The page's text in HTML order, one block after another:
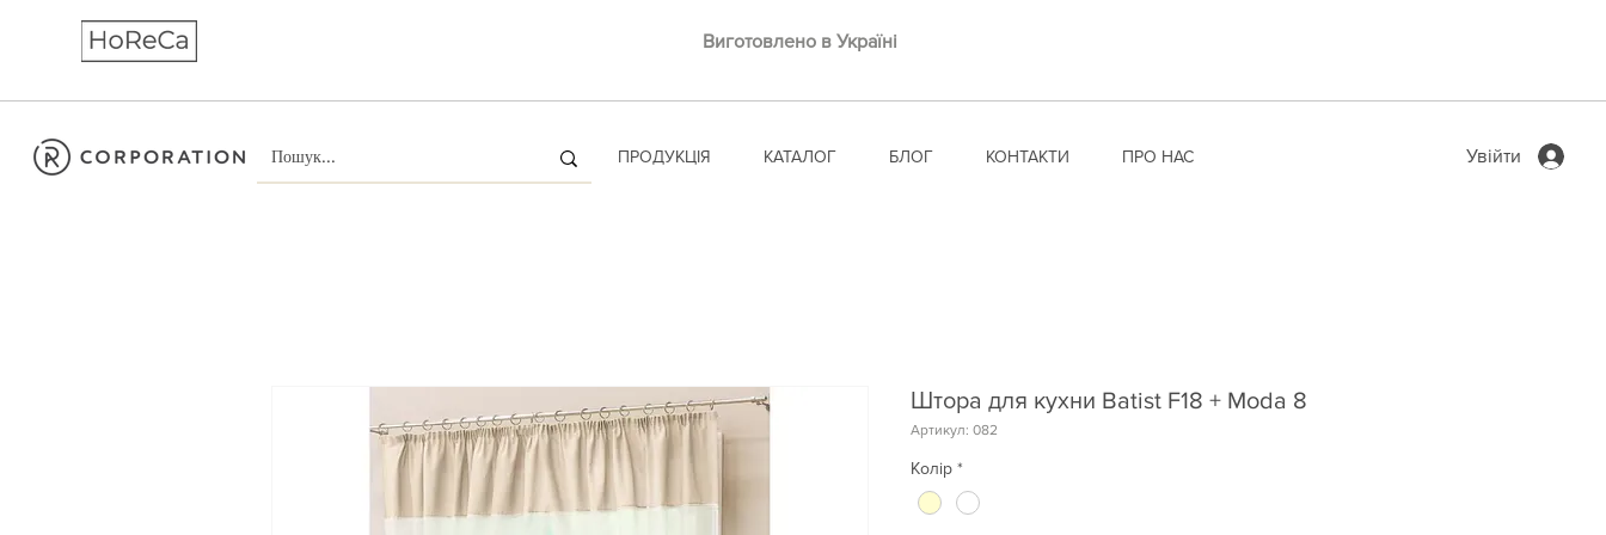
Виготовлено в Україні
ПРОДУКЦІЯ КАТАЛОГ БЛОГ КОНТАКТИ ПРО НАС Увійти
Штора для кухни Batist F18 + Moda 8
Артикул: 082
Колір *